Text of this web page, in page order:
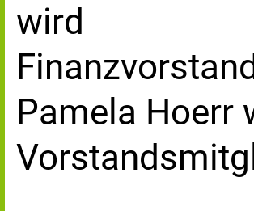
wird
Pamela Hoerr